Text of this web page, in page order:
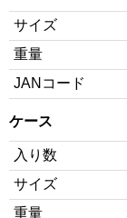
サイズ
重量
JANコード
ケース
入り数
サイズ
重量